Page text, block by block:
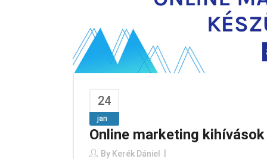
24
jan
Online marketing
By Kerék Dániel